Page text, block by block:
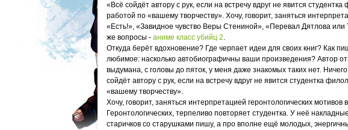
«Всё сойдёт автору с рук, если на встречу вдруг не явится
работой по «вашему творчеству». Хочу, говорит, заняться
«Есть!», «Завидное чувство Веры Стениной», «Перевал Дятлова или
же вопросы - аниме класс убийц 2.
Откуда берёт вдохновение? Где черпает идеи для своих книг? Как
любимое: насколько автобиографичны ваши произведения? Автор
выдумана, с головы до пяток, у меня даже знакомых таких нет.
сойдёт автору с рук, если на встречу вдруг не явится студентка
«вашему творчеству».
Хочу, говорит, заняться интерпретацией геронтологических
Геронтологических, терпеливо повторяет студентка. У неё
старичков со старушками пишу, а про вполне ещё молодых,